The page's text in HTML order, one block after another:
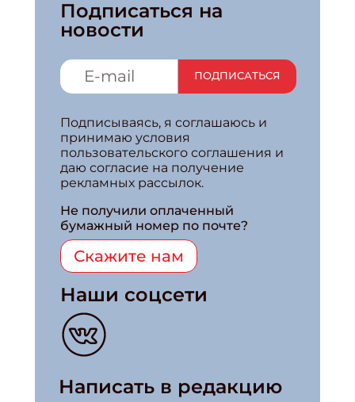
Подписаться на
новости
ПОДПИСАТЬСЯ
Подписываясь, я соглашаюсь и
принимаю условия
пользовательского соглашения и
даю согласие на получение
рекламных рассылок.
Не получили оплаченный
бумажный номер по почте?
Скажите нам
Наши соцсети
Написать в редакцию